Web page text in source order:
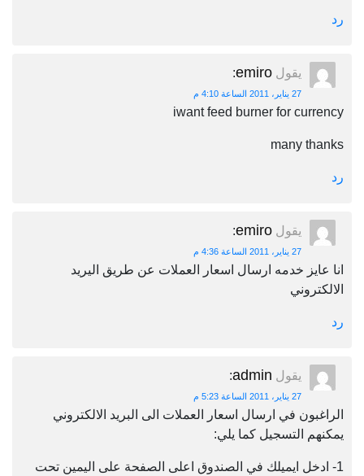
يقول emiro
iwant feed burner for
many
يقول emiro
خدمه ارسال اسعار العملات عن طريق اليريد
يقول admin
في ارسال اسعار العملات الى البريد الالكتروني
التسجيل كما يلي:
ايميلك في الصندوق اعلى الصفحة على اليمين تحت